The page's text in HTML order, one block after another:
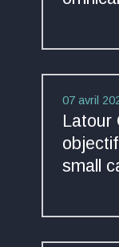
07 avril
Latour
small